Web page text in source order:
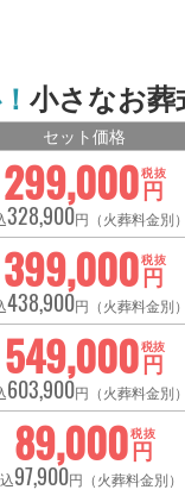
小さなお
セット価格
299,000円
税抜
328,900円（火葬料金別）
399,000円
税抜
438,900円（火葬料金別）
549,000円
税抜
603,900円（火葬料金別）
89,000円
税抜
97,900円（火葬料金別）